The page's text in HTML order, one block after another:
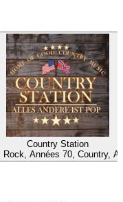
Country Station
Rock, Années 70, Country,